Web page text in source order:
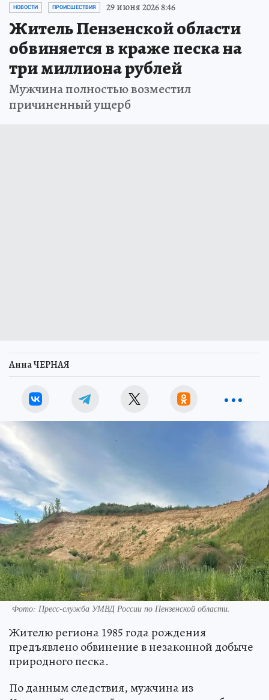
НОВОСТИ ПРОИСШЕСТВИЯ 29 июня 2026 8:46
Житель Пензенской области
обвиняется в краже песка на
три миллиона рублей
Мужчина полностью возместил
причиненный ущерб
Анна ЧЕРНАЯ
Фото: Пресс-служба УМВД России по Пензенской области.
Жителю региона 1985 года рождения
предъявлено обвинение в незаконной добыче
природного песка.
По данным следствия, мужчина из